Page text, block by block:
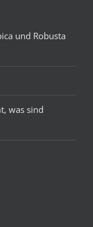
und Robusta
was sind